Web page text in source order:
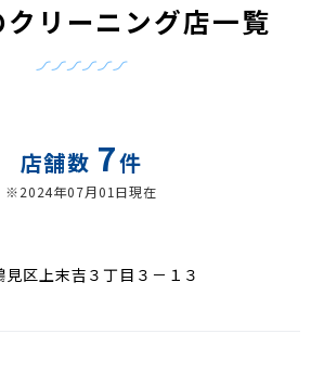
リーニング店一覧
店舗数 7件
※2024年07月01日現在
区上末吉３丁目３－１３